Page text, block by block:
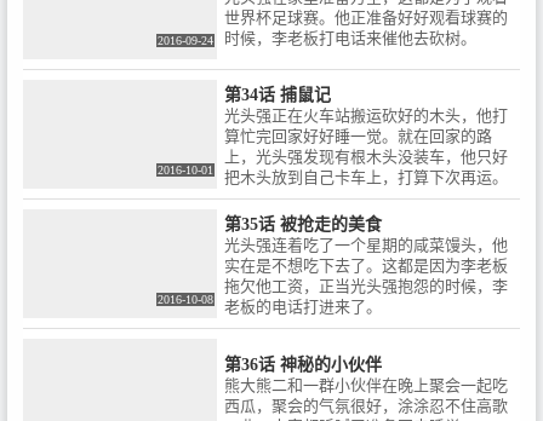
2016-09-24
世界杯足球赛。他正准备好好观看球赛的
时候，李老板打电话来催他去砍树。
2016-10-01
第34话 捕鼠记
光头强正在火车站搬运砍好的木头，他打
算忙完回家好好睡一觉。就在回家的路
上，光头强发现有根木头没装车，他只好
把木头放到自己卡车上，打算下次再运。
2016-10-08
第35话 被抢走的美食
光头强连着吃了一个星期的咸菜馒头，他
实在是不想吃下去了。这都是因为李老板
拖欠他工资，正当光头强抱怨的时候，李
老板的电话打进来了。
第36话 神秘的小伙伴
熊大熊二和一群小伙伴在晚上聚会一起吃
西瓜，聚会的气氛很好，涂涂忍不住高歌